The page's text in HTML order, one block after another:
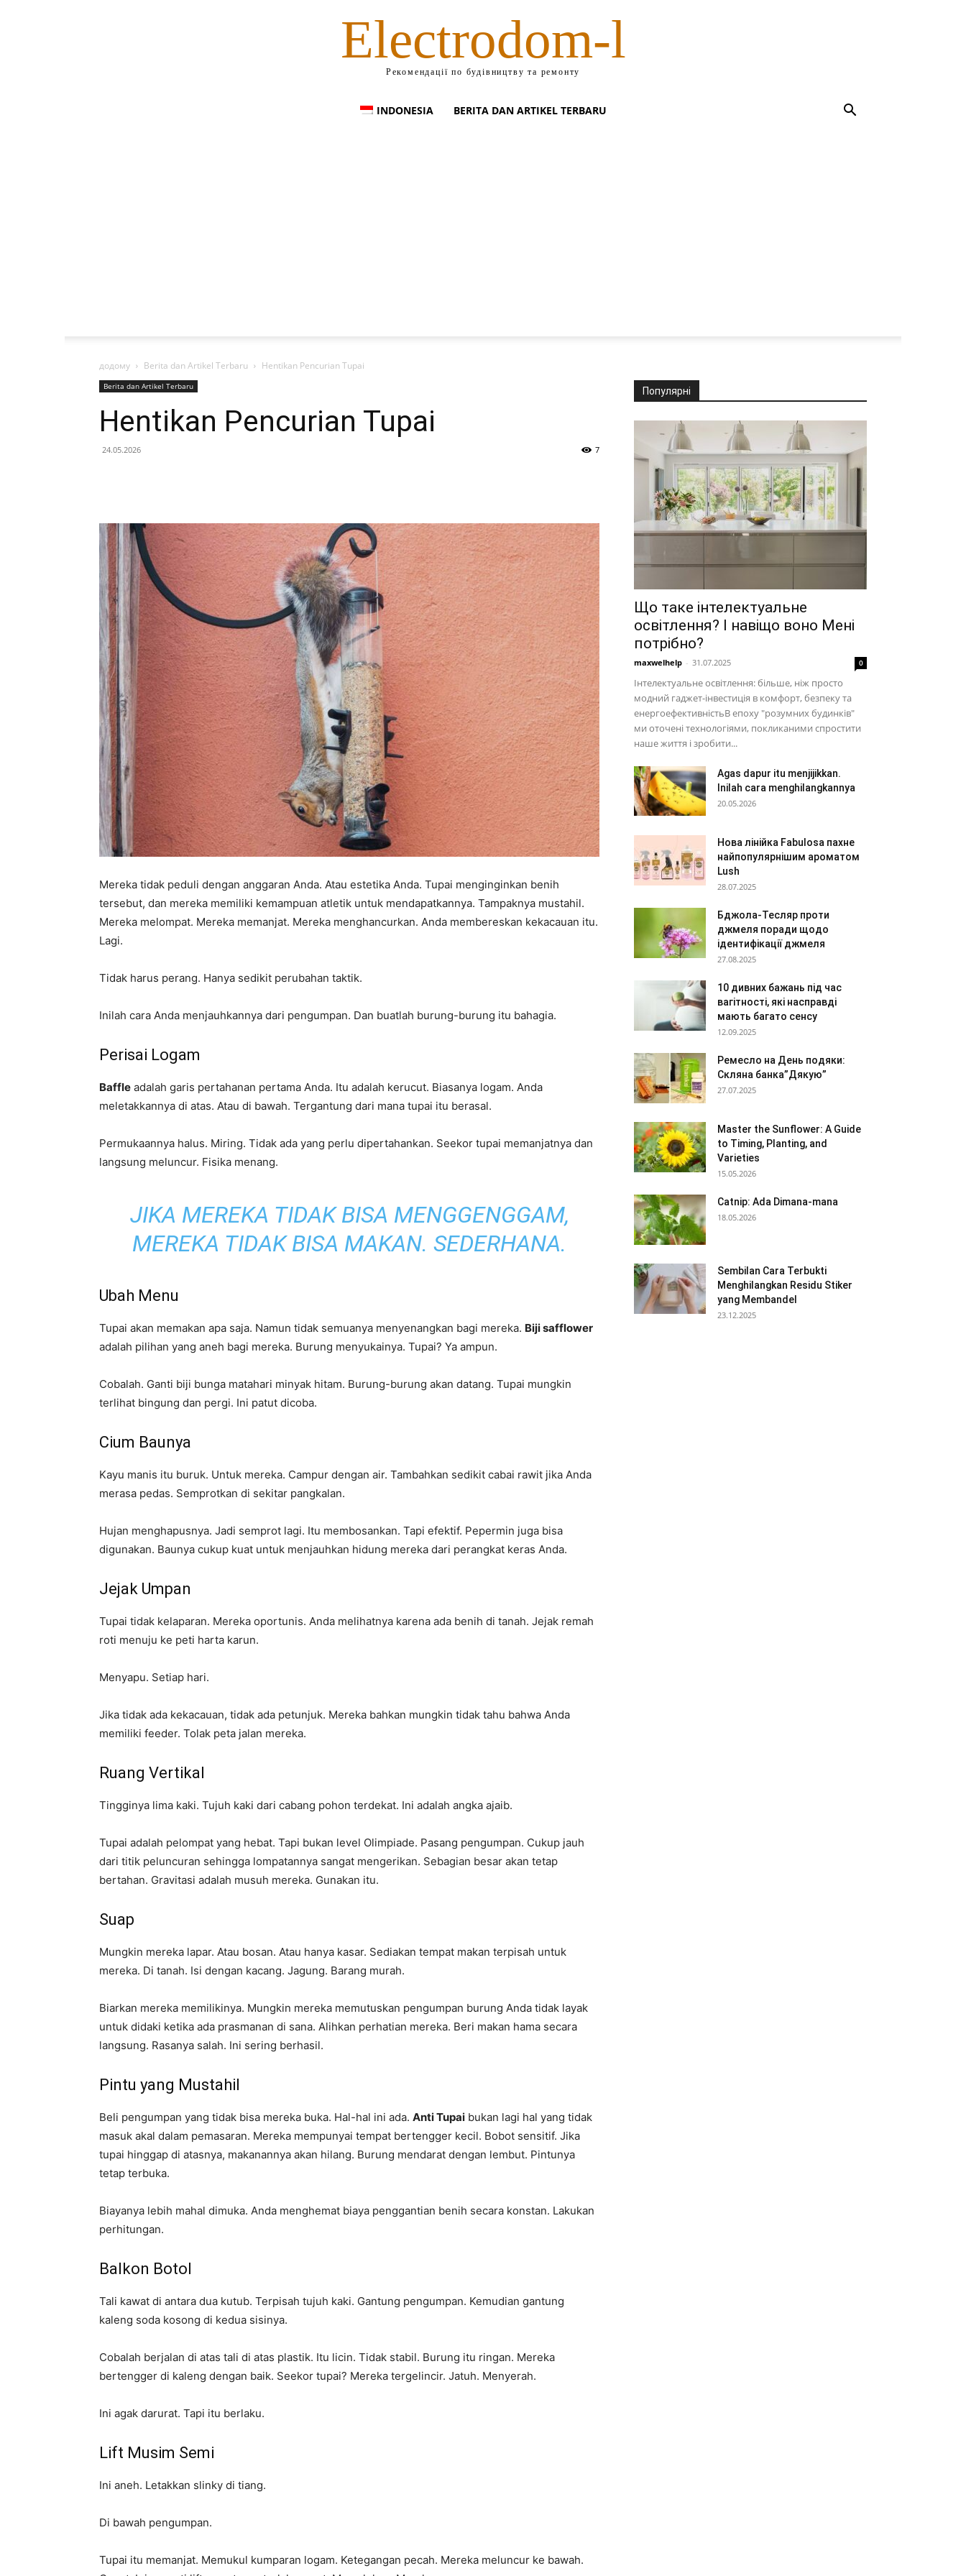
Electrodom-l
Рекомендації по будівництву та ремонту
INDONESIA BERITA DAN ARTIKEL TERBARU
додому Berita dan Artikel Terbaru Hentikan Pencurian Tupai
Berita dan Artikel Terbaru
Hentikan Pencurian Tupai
24.05.2026 7
Mereka tidak peduli dengan anggaran Anda. Atau estetika Anda. Tupai menginginkan benih
tersebut, dan mereka memiliki kemampuan atletik untuk mendapatkannya. Tampaknya mustahil.
Mereka melompat. Mereka memanjat. Mereka menghancurkan. Anda membereskan kekacauan itu.
Lagi.
Tidak harus perang. Hanya sedikit perubahan taktik.
Inilah cara Anda menjauhkannya dari pengumpan. Dan buatlah burung-burung itu bahagia.
Perisai Logam
Baffle adalah garis pertahanan pertama Anda. Itu adalah kerucut. Biasanya logam. Anda
meletakkannya di atas. Atau di bawah. Tergantung dari mana tupai itu berasal.
Permukaannya halus. Miring. Tidak ada yang perlu dipertahankan. Seekor tupai memanjatnya dan
langsung meluncur. Fisika menang.
JIKA MEREKA TIDAK BISA MENGGENGGAM,
MEREKA TIDAK BISA MAKAN. SEDERHANA.
Ubah Menu
Tupai akan memakan apa saja. Namun tidak semuanya menyenangkan bagi mereka. Biji safflower
adalah pilihan yang aneh bagi mereka. Burung menyukainya. Tupai? Ya ampun.
Cobalah. Ganti biji bunga matahari minyak hitam. Burung-burung akan datang. Tupai mungkin
terlihat bingung dan pergi. Ini patut dicoba.
Cium Baunya
Kayu manis itu buruk. Untuk mereka. Campur dengan air. Tambahkan sedikit cabai rawit jika Anda
merasa pedas. Semprotkan di sekitar pangkalan.
Hujan menghapusnya. Jadi semprot lagi. Itu membosankan. Tapi efektif. Pepermin juga bisa
digunakan. Baunya cukup kuat untuk menjauhkan hidung mereka dari perangkat keras Anda.
Jejak Umpan
Tupai tidak kelaparan. Mereka oportunis. Anda melihatnya karena ada benih di tanah. Jejak remah
roti menuju ke peti harta karun.
Menyapu. Setiap hari.
Jika tidak ada kekacauan, tidak ada petunjuk. Mereka bahkan mungkin tidak tahu bahwa Anda
memiliki feeder. Tolak peta jalan mereka.
Ruang Vertikal
Tingginya lima kaki. Tujuh kaki dari cabang pohon terdekat. Ini adalah angka ajaib.
Tupai adalah pelompat yang hebat. Tapi bukan level Olimpiade. Pasang pengumpan. Cukup jauh
dari titik peluncuran sehingga lompatannya sangat mengerikan. Sebagian besar akan tetap
bertahan. Gravitasi adalah musuh mereka. Gunakan itu.
Suap
Mungkin mereka lapar. Atau bosan. Atau hanya kasar. Sediakan tempat makan terpisah untuk
mereka. Di tanah. Isi dengan kacang. Jagung. Barang murah.
Biarkan mereka memilikinya. Mungkin mereka memutuskan pengumpan burung Anda tidak layak
untuk didaki ketika ada prasmanan di sana. Alihkan perhatian mereka. Beri makan hama secara
langsung. Rasanya salah. Ini sering berhasil.
Pintu yang Mustahil
Beli pengumpan yang tidak bisa mereka buka. Hal-hal ini ada. Anti Tupai bukan lagi hal yang tidak
masuk akal dalam pemasaran. Mereka mempunyai tempat bertengger kecil. Bobot sensitif. Jika
tupai hinggap di atasnya, makanannya akan hilang. Burung mendarat dengan lembut. Pintunya
tetap terbuka.
Biayanya lebih mahal dimuka. Anda menghemat biaya penggantian benih secara konstan. Lakukan
perhitungan.
Balkon Botol
Tali kawat di antara dua kutub. Terpisah tujuh kaki. Gantung pengumpan. Kemudian gantung
kaleng soda kosong di kedua sisinya.
Cobalah berjalan di atas tali di atas plastik. Itu licin. Tidak stabil. Burung itu ringan. Mereka
bertengger di kaleng dengan baik. Seekor tupai? Mereka tergelincir. Jatuh. Menyerah.
Ini agak darurat. Tapi itu berlaku.
Lift Musim Semi
Ini aneh. Letakkan slinky di tiang.
Di bawah pengumpan.
Tupai itu memanjat. Memukul kumparan logam. Ketegangan pecah. Mereka meluncur ke bawah.
Популярні
Що таке інтелектуальне
освітлення? І навіщо воно Мені
потрібно?
maxwelhelp - 31.07.2025 0
Інтелектуальне освітлення: більше, ніж просто
модний гаджет-інвестиція в комфорт, безпеку та
енергоефективністьВ епоху "розумних будинків"
ми оточені технологіями, покликаними спростити
наше життя і зробити...
Agas dapur itu menjijikkan.
Inilah cara menghilangkannya
20.05.2026
Нова лінійка Fabulosa пахне
найпопулярнішим ароматом
Lush
28.07.2025
Бджола-Тесляр проти
джмеля поради щодо
ідентифікації джмеля
27.08.2025
10 дивних бажань під час
вагітності, які насправді
мають багато сенсу
12.09.2025
Ремесло на День подяки:
Скляна банка”Дякую”
27.07.2025
Master the Sunflower: A Guide
to Timing, Planting, and
Varieties
15.05.2026
Catnip: Ada Dimana-mana
18.05.2026
Sembilan Cara Terbukti
Menghilangkan Residu Stiker
yang Membandel
23.12.2025